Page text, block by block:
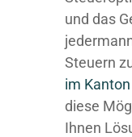
und das
Steuern
im K
diese
Ihnen